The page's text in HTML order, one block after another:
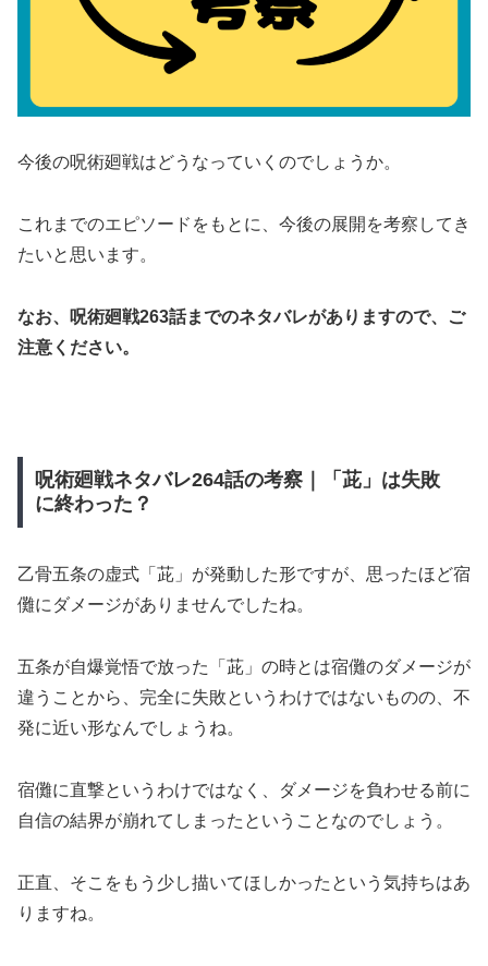
今後の呪術廻戦はどうなっていくのでしょうか。
これまでのエピソードをもとに、今後の展開を考察してき
たいと思います。
なお、呪術廻戦263話までのネタバレがありますので、ご
注意ください。
呪術廻戦ネタバレ264話の考察｜「茈」は失敗
に終わった？
乙骨五条の虚式「茈」が発動した形ですが、思ったほど宿
儺にダメージがありませんでしたね。
五条が自爆覚悟で放った「茈」の時とは宿儺のダメージが
違うことから、完全に失敗というわけではないものの、不
発に近い形なんでしょうね。
宿儺に直撃というわけではなく、ダメージを負わせる前に
自信の結界が崩れてしまったということなのでしょう。
正直、そこをもう少し描いてほしかったという気持ちはあ
りますね。